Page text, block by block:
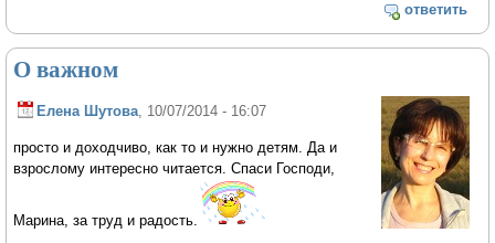
ответить
О важном
Елена Шутова , 10/07/2014 - 16:07
просто и доходчиво, как то и нужно детям. Да и
взрослому интересно читается. Спаси Господи,
Марина, за труд и радость.